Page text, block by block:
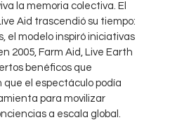
la memoria colectiva. El
Aid trascendió su tiempo:
el modelo inspiró iniciativas
2005, Farm Aid, Live Earth
benéficos que
que el espectáculo podía
para movilizar
a escala global.